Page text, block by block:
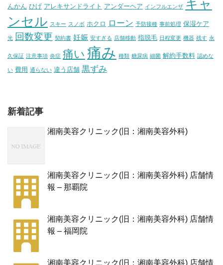
んかん ひげ アレキサンドライト アンダーヘア インフルエンザ キャ
ンセル スキー スノボ ホクロ ローン 予防接種 事前処理 保湿ケア
光 回数変更 契約書 妊娠 安すぎる 店舗移動 指脱毛 日程変更 機器 残す 永
久保証 注意事項 炎症 痛い 痛み 種類 糖尿病 細菌 解約手数料 認めな
い 費用 通らない 違う店舗 黒ずみ
新着記事
湘南美容クリニック(旧：湘南美容外科)
湘南美容クリニック(旧：湘南美容外科) 店舗情
報 – 那覇院
湘南美容クリニック(旧：湘南美容外科) 店舗情
報 – 福岡院
湘南美容クリニック(旧：湘南美容外科) 店舗情